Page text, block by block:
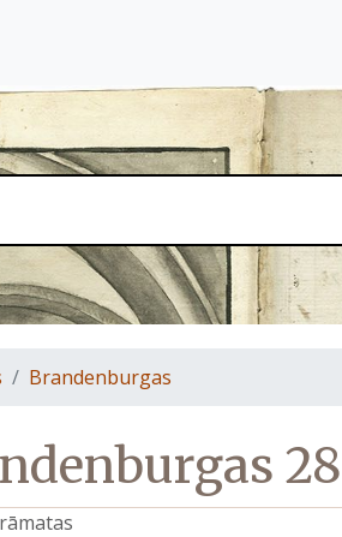
Brandenburgas